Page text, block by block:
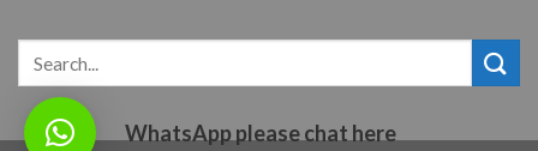
WhatsApp please chat here